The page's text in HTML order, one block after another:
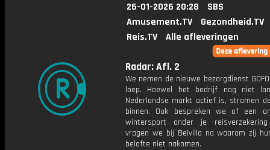
26-01-2026 20:28
SBS
Amusement.TV
Gezondheid.TV
Reis.TV
Alle afleveringen
Radar: Afl. 2
We nemen de nieuwe bezorgdienst
loep. Hoewel het bedrijf nog niet
Nederlandse markt actief is, stromen
binnen. Ook bespreken we of een
wintersport onder je
vragen we bij Belvilla na waarom zij
belofte niet nakomen.